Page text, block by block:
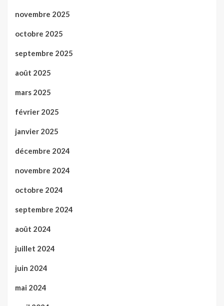
novembre 2025
octobre 2025
septembre 2025
août 2025
mars 2025
février 2025
janvier 2025
décembre 2024
novembre 2024
octobre 2024
septembre 2024
août 2024
juillet 2024
juin 2024
mai 2024